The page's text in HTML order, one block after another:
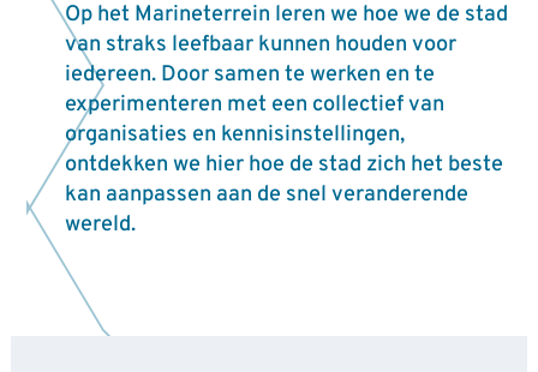
Op het Marineterrein leren we hoe we de stad
van straks leefbaar kunnen houden voor
iedereen. Door samen te werken en te
experimenteren met een collectief van
organisaties en kennisinstellingen,
ontdekken we hier hoe de stad zich het beste
kan aanpassen aan de snel veranderende
wereld.